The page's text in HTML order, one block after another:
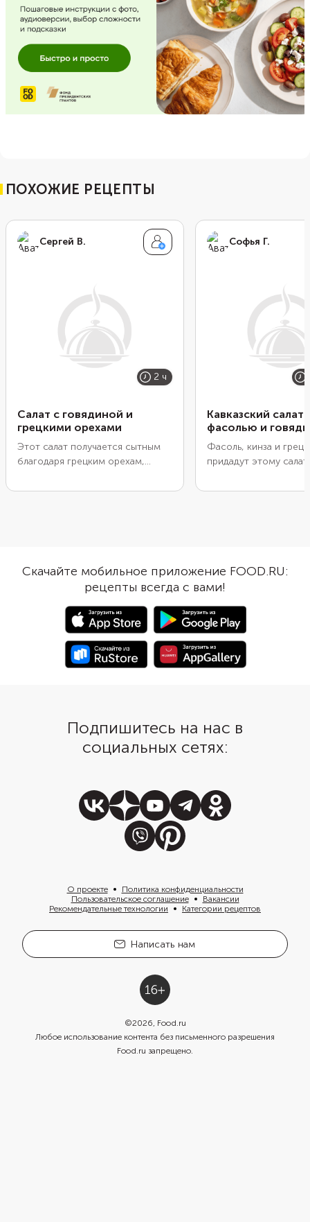
ПОХОЖИЕ РЕЦЕПТЫ
Сергей В.
2 ч
Салат с говядиной и
грецкими орехами
Этот салат получается сытным
благодаря грецким орехам,
было мягким и сочным,
подать в глубокой тарелке или
выложить слоями с помощью
кулинарного кольца — так он
будет выглядеть более аккуратно
и празднично.
Софья Г.
Кавказский салат
фасолью и
Фасоль, кинза и
придадут этому
Сделать его очень
приготовить заранее.
останется лишь
соединить все
Скачайте мобильное приложение FOOD.RU:
рецепты всегда с вами!
Подпишитесь на нас в
социальных сетях:
О проекте
Политика конфиденциальности
Пользовательское соглашение
Вакансии
Рекомендательные технологии
Категории рецептов
Написать нам
©2026, Food.ru
Любое использование контента без письменного разрешения
Food.ru запрещено.